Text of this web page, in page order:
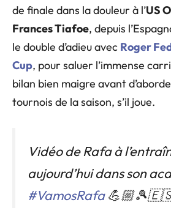
de finale dans la douleur à l’US
Frances Tiafoe, depuis
le double d’adieu avec Roger
Cup, pour saluer l’immense
bilan bien maigre avant
tournois de la saison, s’il joue.
Vidéo de Rafa à
aujourd’hui dans son
#VamosRafa